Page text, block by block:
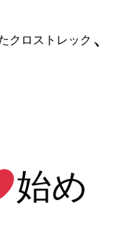
クロストレック 、
始め